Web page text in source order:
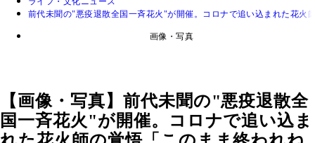
前代未聞の"悪疫退散全国一斉花火"が開催。コロナで追い込まれた花火
画像・写真
【画像・写真】前代未聞の"悪疫退散全
国一斉花火"が開催。コロナで追い込ま